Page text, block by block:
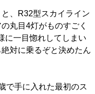
、R32型スカイライン
丸目4灯がものすごく
に一目惚れしてしまい
対に乗るぞと決めたん
で手に入れた最初のス